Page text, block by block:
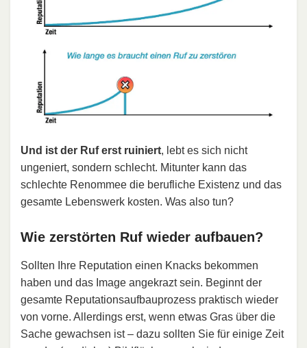
Und ist der Ruf erst ruiniert, lebt es sich nicht
ungeniert, sondern schlecht. Mitunter kann das
schlechte Renommee die berufliche Existenz und das
gesamte Lebenswerk kosten. Was also tun?
Wie zerstörten Ruf wieder aufbauen?
Sollten Ihre Reputation einen Knacks bekommen
haben und das Image angekrazt sein. Beginnt der
gesamte Reputationsaufbauprozess praktisch wieder
von vorne. Allerdings erst, wenn etwas Gras über die
Sache gewachsen ist – dazu sollten Sie für einige Zeit